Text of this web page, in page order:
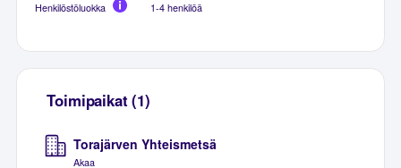
Henkilöstöluokka
1-4 henkilöä
Toimipaikat (1)
Torajärven Yhteismetsä
Akaa